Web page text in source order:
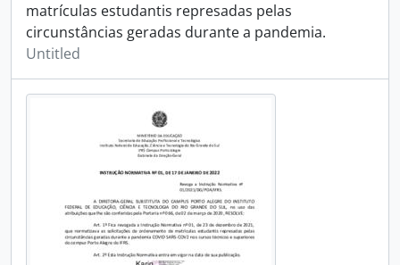
matrículas estudantis represadas pelas
circunstâncias geradas durante a pandemia.
Untitled